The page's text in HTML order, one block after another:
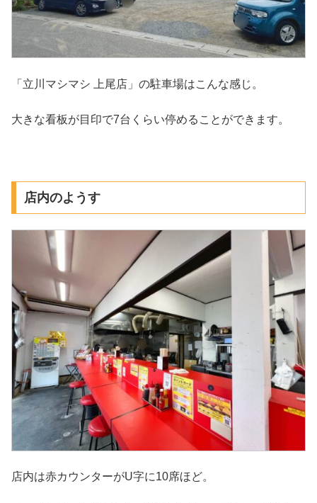
「立川マシマシ 上尾店」の駐車場はこんな感じ。
大きな看板が目印で7台くらい停めることができます。
店内のようす
店内は赤カウンターがU字に10席ほど。